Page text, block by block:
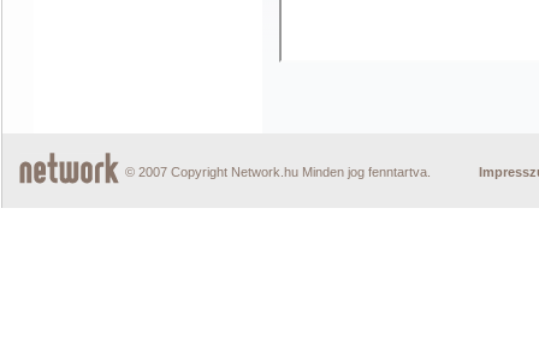
© 2007 Copyright Network.hu Minden jog fenntartva.